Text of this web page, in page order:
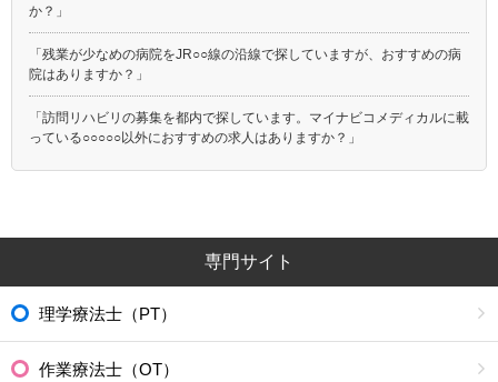
か？」
「残業が少なめの病院をJR○○線の沿線で探していますが、おすすめの病
院はありますか？」
「訪問リハビリの募集を都内で探しています。マイナビコメディカルに載
っている○○○○○以外におすすめの求人はありますか？」
専門サイト
理学療法士（PT）
作業療法士（OT）